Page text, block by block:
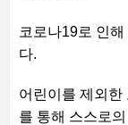
코로나19로 인해
다.
어린이를 제외한
를 통해 스스로의